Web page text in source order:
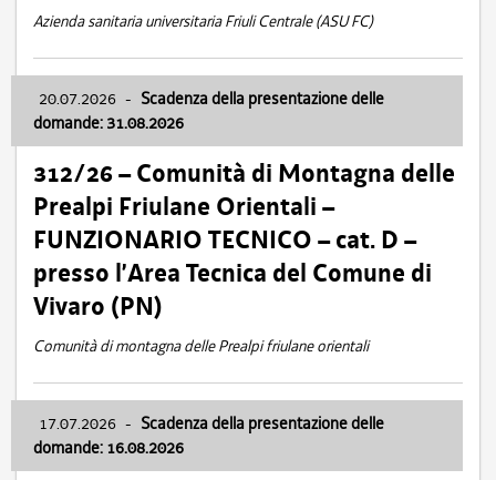
Azienda sanitaria universitaria Friuli Centrale (ASU FC)
20.07.2026 - Scadenza della presentazione delle
domande: 31.08.2026
312/26 – Comunità di Montagna delle
Prealpi Friulane Orientali –
FUNZIONARIO TECNICO – cat. D –
presso l’Area Tecnica del Comune di
Vivaro (PN)
Comunità di montagna delle Prealpi friulane orientali
17.07.2026 - Scadenza della presentazione delle
domande: 16.08.2026